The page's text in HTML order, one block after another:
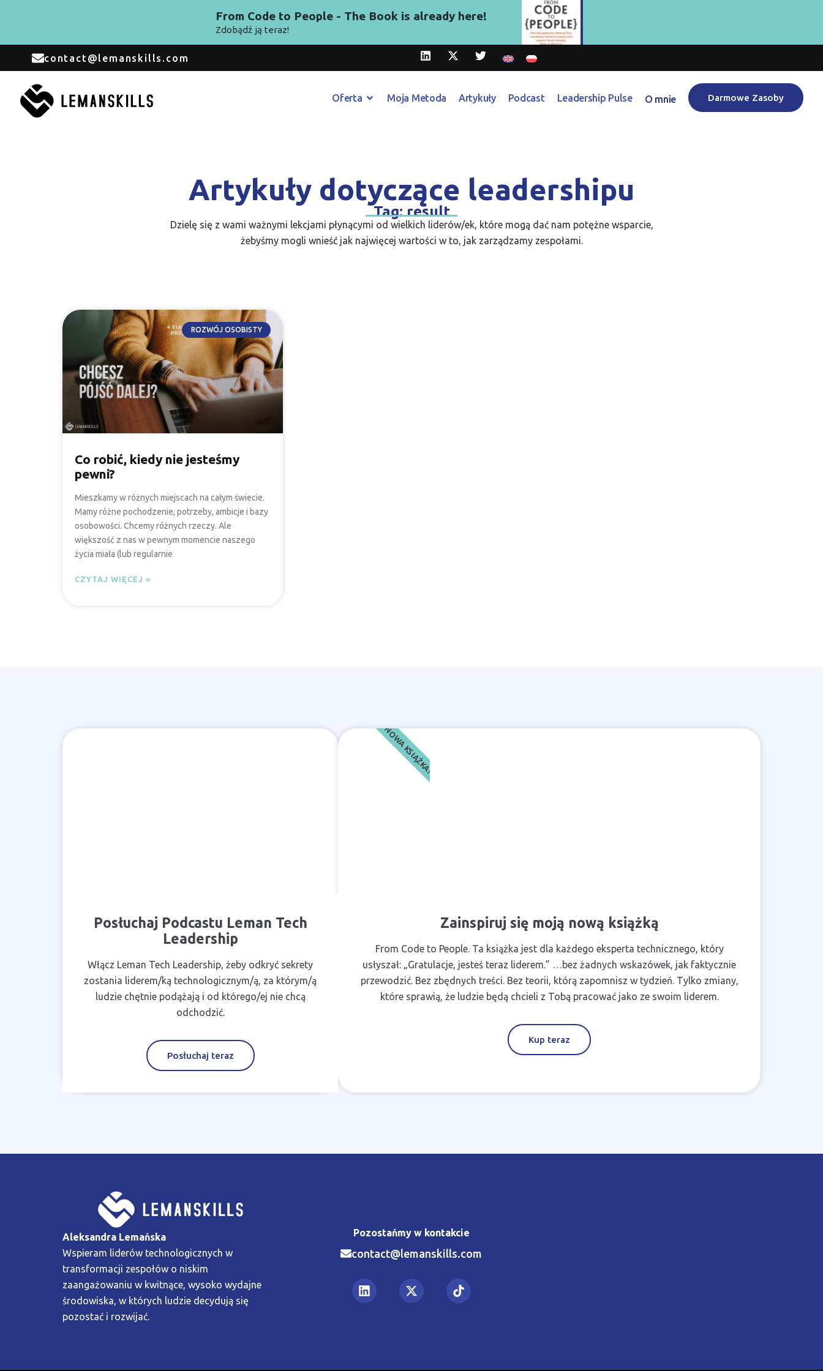
From Code to People - The Book is already here!
Zdobądź ją teraz!
contact@lemanskills.com
Oferta Moja Metoda Artykuły Podcast Leadership Pulse O mnie Darmowe Zasoby
Artykuły dotyczące leadershipu
Tag: result
Dzielę się z wami ważnymi lekcjami płynącymi od wielkich liderów/ek, które mogą dać nam potężne wsparcie,
żebyśmy mogli wnieść jak najwięcej wartości w to, jak zarządzamy zespołami.
ROZWÓJ OSOBISTY
Co robić, kiedy nie jesteśmy
pewni?
Mieszkamy w różnych miejscach na całym świecie.
Mamy różne pochodzenie, potrzeby, ambicje i bazy
osobowości. Chcemy różnych rzeczy. Ale
większość z nas w pewnym momencie naszego
życia miała (lub regularnie
CZYTAJ WIĘCEJ »
Posłuchaj Podcastu Leman Tech
Leadership
Włącz Leman Tech Leadership, żeby odkryć sekrety
zostania liderem/ką technologicznym/ą, za którym/ą
ludzie chętnie podążają i od którego/ej nie chcą
odchodzić.
Posłuchaj teraz
Zainspiruj się moją nową książką
From Code to People. Ta książka jest dla każdego eksperta technicznego, który
usłyszał: „Gratulacje, jesteś teraz liderem.” …bez żadnych wskazówek, jak faktycznie
przewodzić. Bez zbędnych treści. Bez teorii, którą zapomnisz w tydzień. Tylko zmiany,
które sprawią, że ludzie będą chcieli z Tobą pracować jako ze swoim liderem.
Kup teraz
NOWA KSIĄŻKA!
Aleksandra Lemańska
Wspieram liderów technologicznych w
transformacji zespołów o niskim
zaangażowaniu w kwitnące, wysoko wydajne
środowiska, w których ludzie decydują się
pozostać i rozwijać.
Pozostańmy w kontakcie
contact@lemanskills.com​